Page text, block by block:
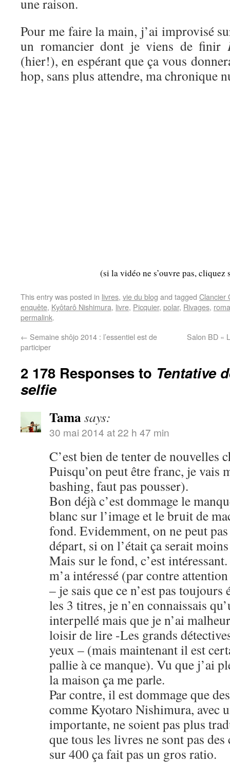
une raison.
Pour me faire la main, j’ai improvisé
un romancier dont je viens de finir
(hier!), en espérant que ça vous
hop, sans plus attendre, ma chronique
(si la vidéo ne s’ouvre pas, cliquez
This entry was posted in livres, vie du blog and tagged Clancier
enquête, Kyôtarô Nishimura, livre, Picquier, polar, Rivages,
permalink.
← Semaine shôjo 2014 : l’essentiel est de
participer
Salon BD «
2 178 Responses to Tentative
selfie
Tamasays:
30 mai 2014 at 22 h 47 min
C’est bien de tenter de nouvelles
Puisqu’on peut être franc, je vais
bashing, faut pas pousser).
Bon déjà c’est dommage le
blanc sur l’image et le bruit de
fond. Evidemment, on ne peut
départ, si on l’était ça serait
Mais sur le fond, c’est
m’a intéressé (par contre
– je sais que ce n’est pas
les 3 titres, je n’en connaissais
interpellé mais que je n’ai
loisir de lire -Les grands
yeux – (mais maintenant il est
pallie à ce manque). Vu que j’ai
la maison ça me parle.
Par contre, il est dommage que
comme Kyotaro Nishimura, avec
importante, ne soient pas plus
que tous les livres ne sont pas
sur 400 ça fait pas un gros ratio.